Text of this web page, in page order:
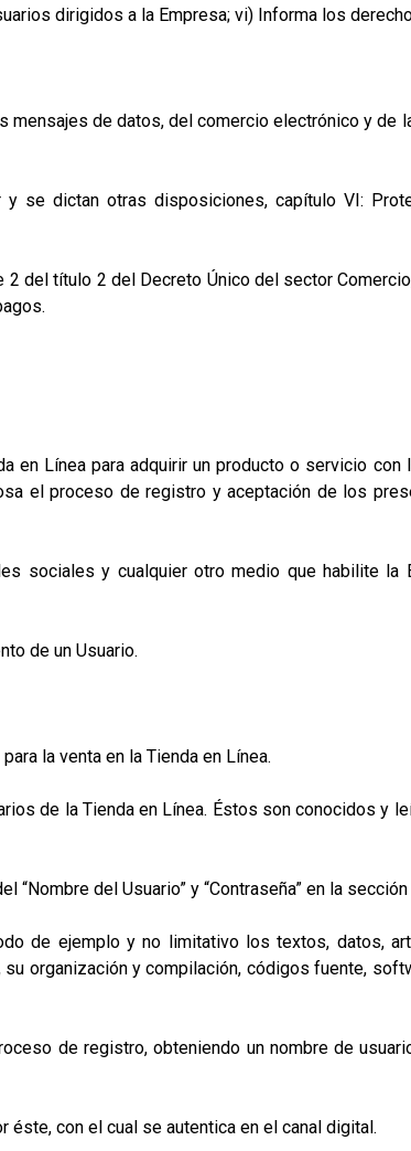
dirigidos a la Empresa; vi) Informa los
de datos, del comercio electrónico y de
dictan otras disposiciones, capítulo VI:
del título 2 del Decreto Único del sector
Línea para adquirir un producto o servicio con
el proceso de registro y aceptación de los
y cualquier otro medio que habilite la
de un Usuario.
la venta en la Tienda en Línea.
de la Tienda en Línea. Éstos son conocidos y
del Usuario” y “Contraseña” en la
de ejemplo y no limitativo los textos, datos,
organización y compilación, códigos fuente,
de registro, obteniendo un nombre de
con el cual se autentica en el canal digital.